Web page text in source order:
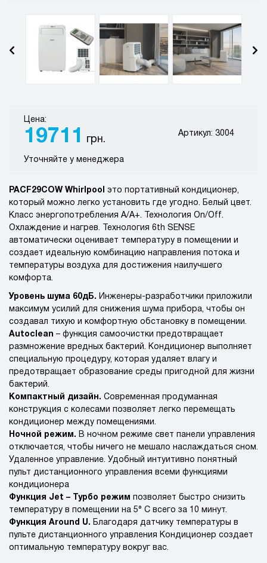
Цена:
19711 грн.
Артикул: 3004
Уточняйте у менеджера
PACF29COW Whirlpool
это портативный кондиционер,
который можно легко установить где угодно. Белый цвет.
Класс энергопотребления А/A+. Технология On/Off.
Охлаждение и нагрев. Технология 6th SENSE
автоматически оценивает температуру в помещении и
создает идеальную комбинацию направления потока и
температуры воздуха для достижения наилучшего
комфорта.
Уровень шума 60дБ. Инженеры-разработчики приложили
максимум усилий для снижения шума прибора, чтобы он
создавал тихую и комфортную обстановку в помещении.
Autoclean – функция самоочистки предотвращает
размножение вредных бактерий. Кондиционер выполняет
специальную процедуру, которая удаляет влагу и
предотвращает образование среды пригодной для жизни
бактерий.
Компактный дизайн. Современная продуманная
конструкция с колесами позволяет легко перемещать
кондиционер между помещениями.
Ночной режим. В ночном режиме свет панели управления
отключается, чтобы ничего не мешало наслаждаться сном.
Удаленное управление. Удобный интуитивно понятный
пульт дистанционного управления всеми функциями
кондиционера
Функция Jet – Турбо режим позволяет быстро снизить
температуру в помещении на 5° C всего за 10 минут.
Функция Around U. Благодаря датчику температуры в
пульте дистанционного управления Кондиционер создает
оптимальную температуру вокруг вас.